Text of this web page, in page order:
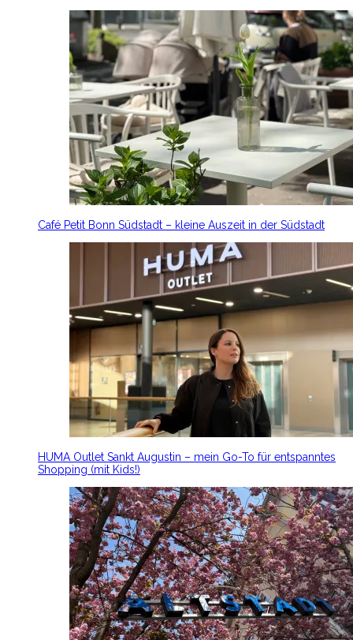
Café Petit Bonn Südstadt – kleine Auszeit in der Südstadt
HUMA Outlet Sankt Augustin – mein Go-To für entspanntes
Shopping (mit Kids!)